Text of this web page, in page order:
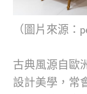
（圖片來源：
古典風源自歐
設計美學，常